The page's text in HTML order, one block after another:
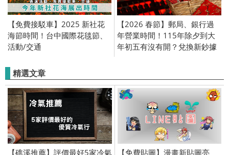
【免費接駁車】2025 新社花
海節時間！台中國際花毯節、
活動/交通
【2026 春節】郵局、銀行過
年營業時間！115年除夕到大
年初五有沒有開？兌換新鈔據
精選文章
【礁溪推薦】評價最好5家冷氣
【免費貼圖】漫畫新貼圖亮